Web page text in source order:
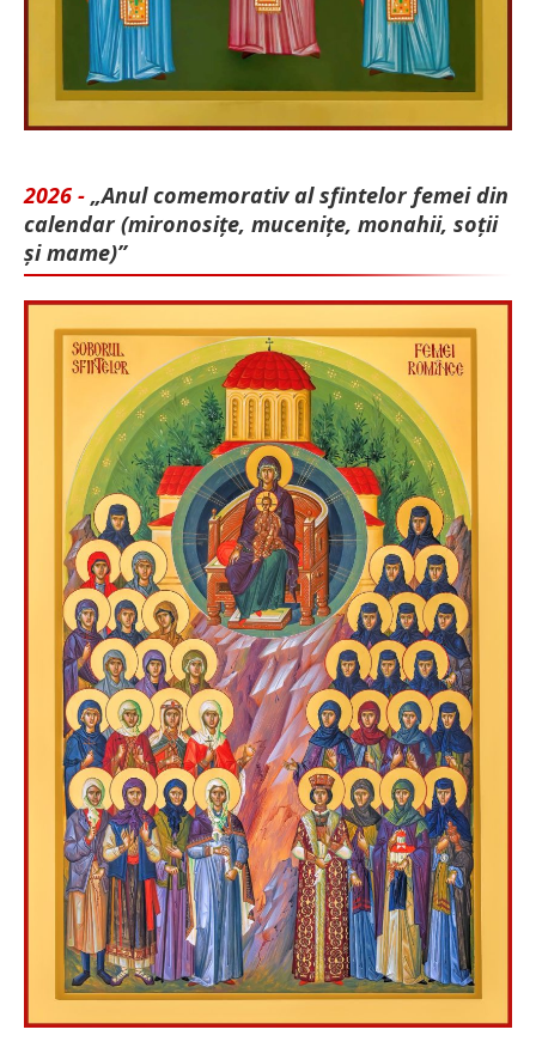
2026 - „Anul comemorativ al sfintelor femei din
calendar (mironosițe, mu­cenițe, monahii, soții
și mame)”